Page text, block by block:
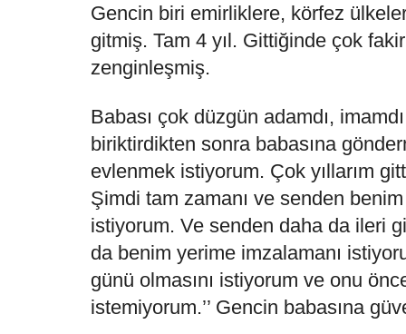
Gencin biri emirliklere, körfez
gitmiş. Tam 4 yıl. Gittiğinde çok
zenginleşmiş.
Babası çok düzgün adamdı,
biriktirdikten sonra babasına
evlenmek istiyorum. Çok yıllarım
Şimdi tam zamanı ve senden
istiyorum. Ve senden daha da ileri
da benim yerime imzalamanı
günü olmasını istiyorum ve onu
istemiyorum.’’ Gencin babasına